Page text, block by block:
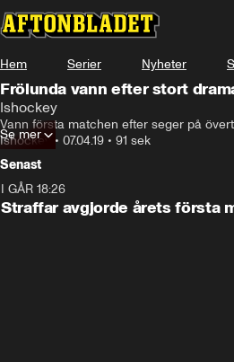
Hem Serier Nyheter
Frölunda vann efter stort
Ishockey
Vann första matchen efter seger på
Ishockey• 07.04.19 • 91 sek
Se mer
Senast
I GÅR 18:26
Straffar avgjorde årets första